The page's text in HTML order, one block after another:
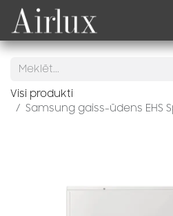
Skip to Content
Visi produkti
Samsung gaiss-ūdens EHS